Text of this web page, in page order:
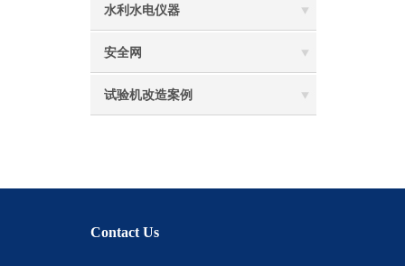
水利水电仪器
安全网
试验机改造案例
Contact Us